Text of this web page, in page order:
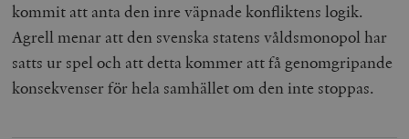
kommit att anta den inre väpnade konfliktens logik.
Agrell menar att den svenska statens våldsmonopol har
satts ur spel och att detta kommer att få genomgripande
konsekvenser för hela samhället om den inte stoppas.